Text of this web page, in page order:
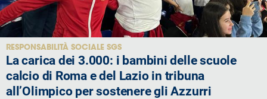
RESPONSABILITÀ SOCIALE SGS
La carica dei 3.000: i bambini delle scuole
calcio di Roma e del Lazio in tribuna
all’Olimpico per sostenere gli Azzurri